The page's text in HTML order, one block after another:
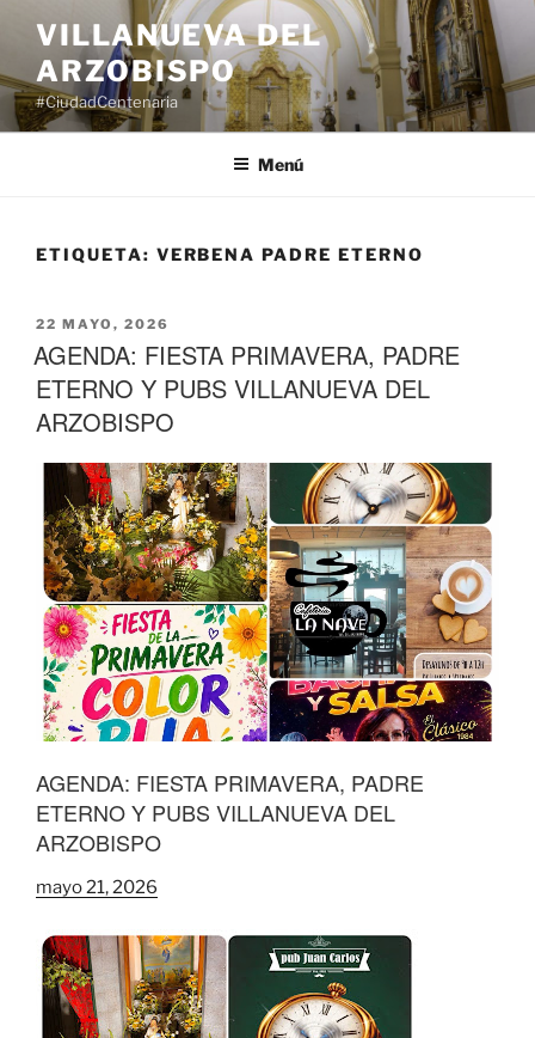
contenido
VILLANUEVA DEL
ARZOBISPO
#CiudadCentenaria
Menú
ETIQUETA: VERBENA PADRE ETERNO
PUBLICADO
EL
22 MAYO, 2026
AGENDA: FIESTA PRIMAVERA, PADRE
ETERNO Y PUBS VILLANUEVA DEL
ARZOBISPO
AGENDA: FIESTA PRIMAVERA, PADRE
ETERNO Y PUBS VILLANUEVA DEL
ARZOBISPO
mayo 21, 2026